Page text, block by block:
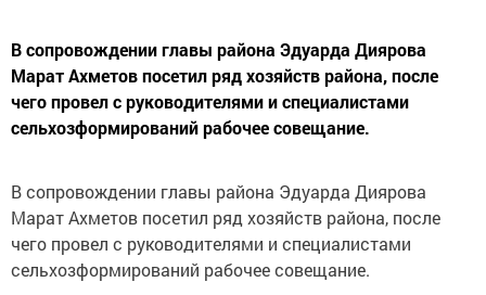
В сопровождении главы района Эдуарда Диярова
Марат Ахметов посетил ряд хозяйств района, после
чего провел с руководителями и специалистами
сельхозформирований рабочее совещание.
В сопровождении главы района Эдуарда Диярова
Марат Ахметов посетил ряд хозяйств района, после
чего провел с руководителями и специалистами
сельхозформирований рабочее совещание.